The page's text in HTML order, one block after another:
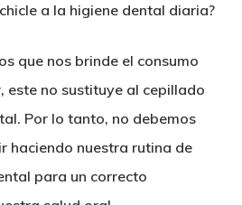
a la higiene dental diaria?
que nos brinde el consumo
este no sustituye al cepillado
Por lo tanto, no debemos
haciendo nuestra rutina de
para un correcto